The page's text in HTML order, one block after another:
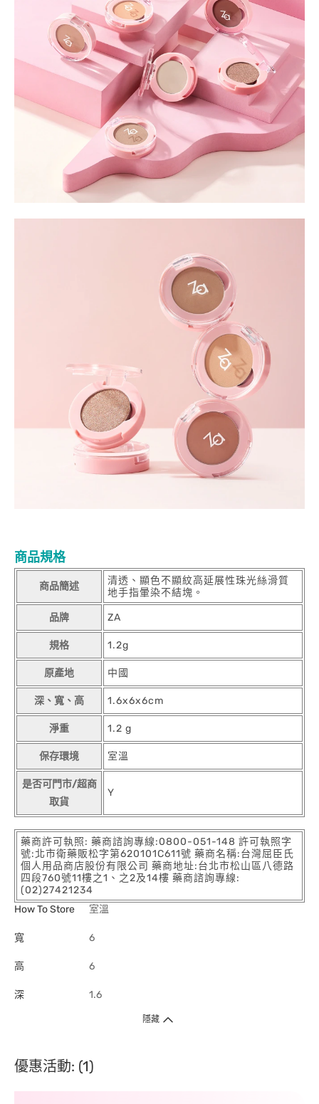
商品規格
商品簡述
清透、顯色不顯紋高延展性珠光絲滑質
地手指暈染不結塊。
品牌 ZA
規格 1.2g
原產地 中國
深、寬、高 1.6x6x6cm
淨重 1.2 g
保存環境 室溫
是否可門市/超商
取貨
Y
藥商許可執照: 藥商諮詢專線:0800-051-148 許可執照字
號:北市衛藥販松字第620101C611號 藥商名稱:台灣屈臣氏
個人用品商店股份有限公司 藥商地址:台北市松山區八德路
四段760號11樓之1、之2及14樓 藥商諮詢專線:
(02)27421234
How To Store
室溫
寬 6
高 6
深 1.6
隱藏
優惠活動: (1)